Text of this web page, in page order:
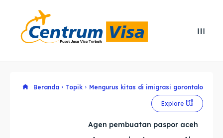
Cari
Cari
Explore our destinations
Explore our destinations
Beranda Topik Mengurus kitas di imigrasi gorontalo
Explore
Agen pembuatan paspor aceh